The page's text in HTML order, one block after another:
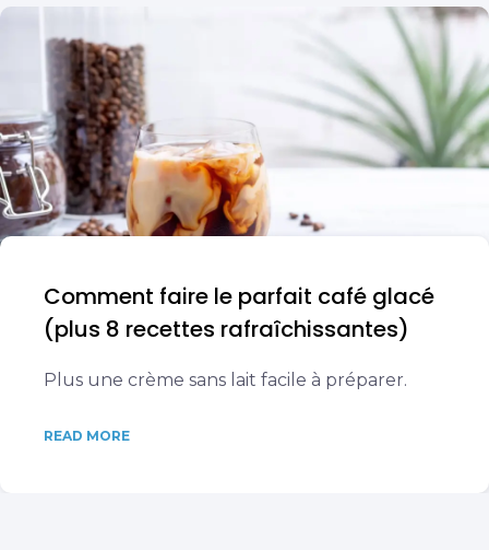
Comment faire le parfait café glacé
(plus 8 recettes rafraîchissantes)
Plus une crème sans lait facile à préparer.
READ MORE